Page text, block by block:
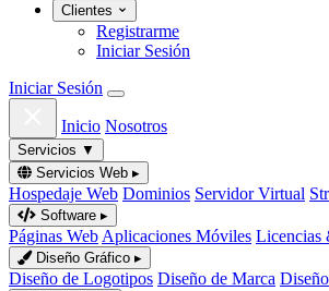
Clientes
Registrarme
Iniciar Sesión
Iniciar Sesión
Inicio Nosotros
Servicios ▼
Servicios Web ▸
Hospedaje Web Dominios Servidor Virtual
Software ▸
Páginas Web Aplicaciones Móviles Licencias
Diseño Gráfico ▸
Diseño de Logotipos Diseño de Marca